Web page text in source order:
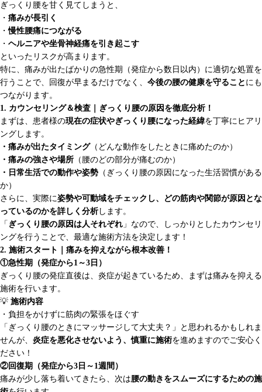
ぎっくり腰を甘く見てしまうと、
・ 痛みが長引く
・慢性腰痛につながる
・ ヘルニアや坐骨神経痛を引き起こす
といったリスクが高まります。
特に、痛みが出たばかりの急性期（発症から数日以内）に適切な処置を
行うことで、回復が早まるだけでなく、 今後の腰の健康を守ること にも
つながります。
1. カウンセリング＆検査｜ぎっくり腰の原因を徹底分析！
まずは、患者様の現在の症状やぎっくり腰になった経緯を丁寧にヒアリ
ングします。
・痛みが出たタイミング（どんな動作をしたときに痛めたのか）
・痛みの強さや場所 （腰のどの部分が痛むのか）
・日常生活での動作や姿勢 （ぎっくり腰の原因になった生活習慣がある
か）
さらに、実際に姿勢や可動域をチェックし、どの筋肉や関節が原因とな
っているのかを詳しく分析します。
「 ぎっくり腰の原因は人それぞれ 」なので、しっかりとしたカウンセリ
ングを行うことで、最適な施術方法を決定します！
2. 施術スタート｜痛みを抑えながら根本改善！
①急性期（発症から1～3日）
ぎっくり腰の発症直後は、炎症が起きているため、まずは痛みを抑える
施術を行います。
💡 施術内容
・負担をかけずに筋肉の緊張をほぐす
「ぎっくり腰のときにマッサージして大丈夫？」と思われるかもしれま
せんが、 炎症を悪化させないよう、慎重に施術を進めますのでご安心く
ださい！
②回復期（発症から3日～1週間）
痛みが少し落ち着いてきたら、次は腰の動きをスムーズにするための施